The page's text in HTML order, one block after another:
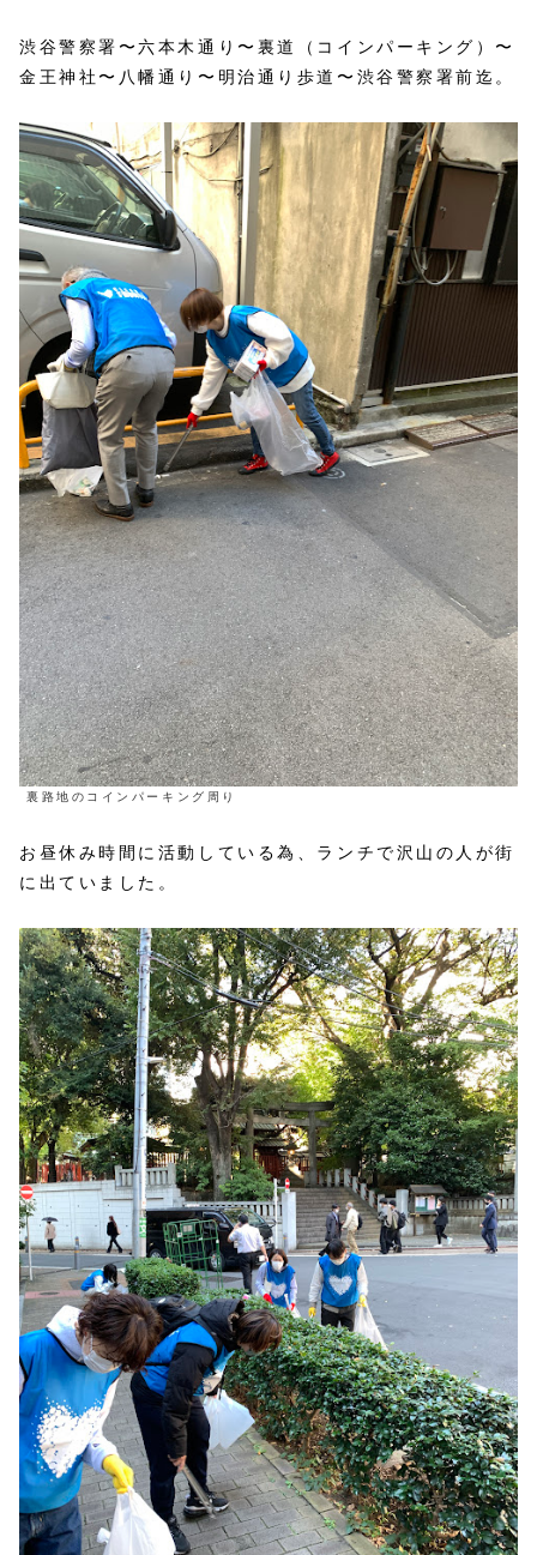
渋谷警察署〜六本木通り〜裏道（コインパーキング）〜
金王神社〜八幡通り〜明治通り歩道〜渋谷警察署前迄。
裏路地のコインパーキング周り
お昼休み時間に活動している為、ランチで沢山の人が街
に出ていました。